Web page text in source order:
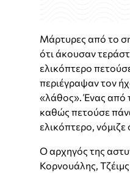
Μάρτυρες από το
ότι άκουσαν
ελικόπτερο
περιέγραψαν τον
«λάθος». Ένας από
καθώς πετούσε
ελικόπτερο, νόμιζε
Ο αρχηγός της
Κορνουάλης,